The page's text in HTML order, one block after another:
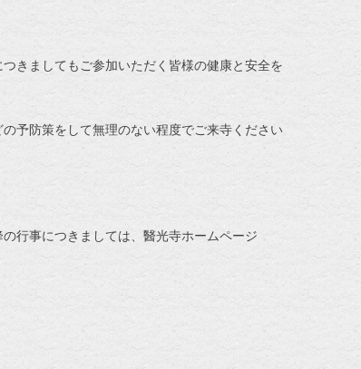
きましてもご参加いただく皆様の健康と安全を
予防策をして無理のない程度でご来寺ください
行事につきましては、醫光寺ホームページ